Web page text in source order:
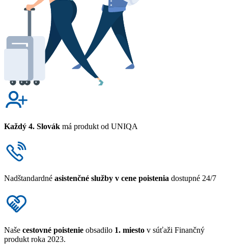
Každý 4. Slovák má produkt od UNIQA
Nadštandardné asistenčné služby v cene poistenia dostupné 24/7
Naše cestovné poistenie obsadilo 1. miesto v súťaži Finančný
produkt roka 2023.